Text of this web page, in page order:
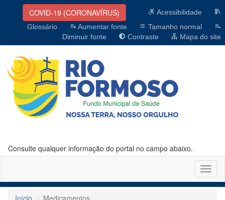
COVID-19 (CORONAVÍRUS)
Acessibilidade
Glossário
Aumentar fonte
Tamanho normal
Diminuir fonte
Contraste Mapa do site
Consulte qualquer informação do portal no campo abaixo.
Início
Medicamentos